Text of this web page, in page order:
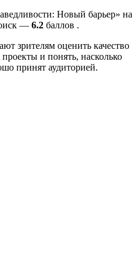
Новый барьер» на
— 6.2 баллов .
зрителям оценить качество
и понять, насколько
принят аудиторией.